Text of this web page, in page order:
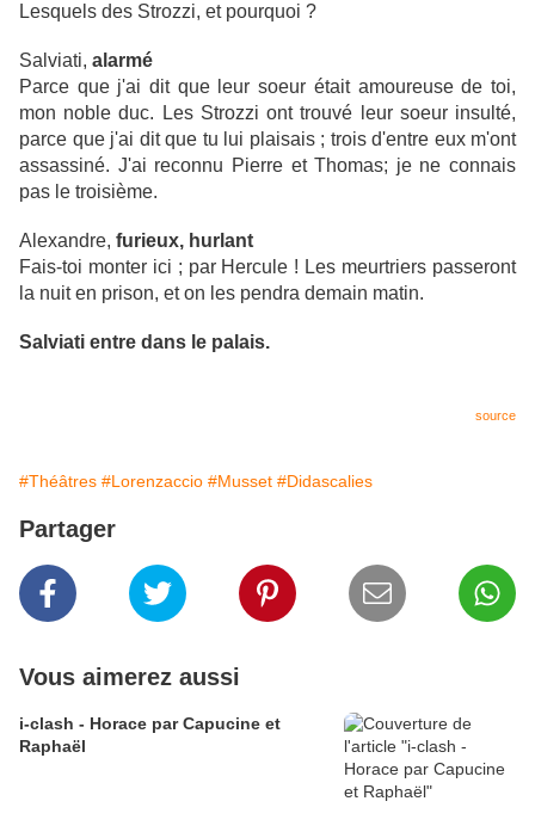
Lesquels des Strozzi, et pourquoi ?
Salviati, alarmé
Parce que j'ai dit que leur soeur était amoureuse de toi,
mon noble duc. Les Strozzi ont trouvé leur soeur insulté,
parce que j'ai dit que tu lui plaisais ; trois d'entre eux m'ont
assassiné. J'ai reconnu Pierre et Thomas; je ne connais
pas le troisième.
Alexandre, furieux, hurlant
Fais-toi monter ici ; par Hercule ! Les meurtriers passeront
la nuit en prison, et on les pendra demain matin.
Salviati entre dans le palais.
source
#Théâtres #Lorenzaccio #Musset #Didascalies
Partager
Vous aimerez aussi
i-clash - Horace par Capucine et
Raphaël